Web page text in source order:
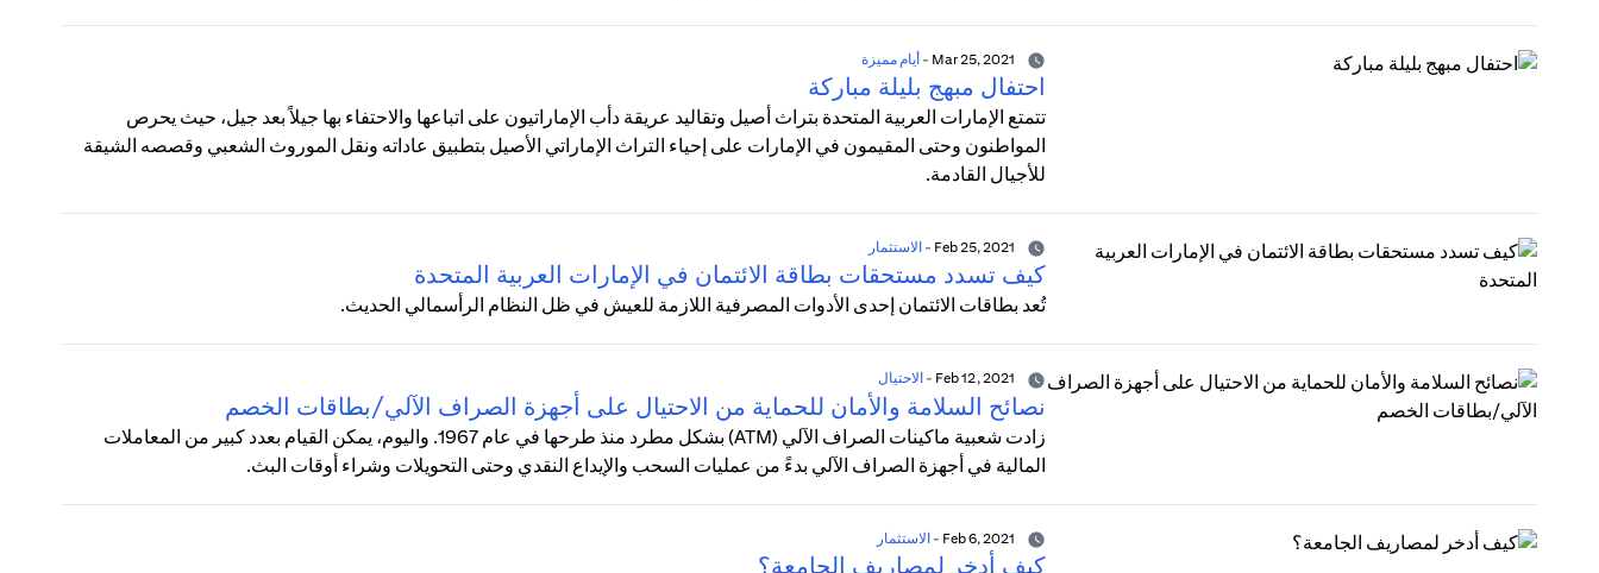
-أيام مميزة
احتفال مبهج بليلة مباركة
تتمتع الإمارات العربية المتحدة بتراث أصيل وتقاليد عريقة دأب الإماراتيون على اتباعها والاحتفاء بها جيلاً بعد جيل، حيث يحرص
المواطنون وحتى المقيمون في الإمارات على إحياء التراث الإماراتي الأصيل بتطبيق عاداته ونقل الموروث الشعبي وقصصه الشيقة
للأجيال القادمة.
-الاستثمار
كيف تسدد مستحقات بطاقة الائتمان في الإمارات العربية المتحدة
تُعد بطاقات الائتمان إحدى الأدوات المصرفية اللازمة للعيش في ظل النظام الرأسمالي الحديث.
-الاحتيال
نصائح السلامة والأمان للحماية من الاحتيال على أجهزة الصراف الآلي/بطاقات الخصم
زادت شعبية ماكينات الصراف الآلي (ATM) بشكل مطرد منذ طرحها في عام 1967. واليوم، يمكن القيام بعدد كبير من المعاملات
المالية في أجهزة الصراف الآلي بدءً من عمليات السحب والإيداع النقدي وحتى التحويلات وشراء أوقات البث.
-الاستثمار
كيف أدخر لمصاريف الجامعة؟